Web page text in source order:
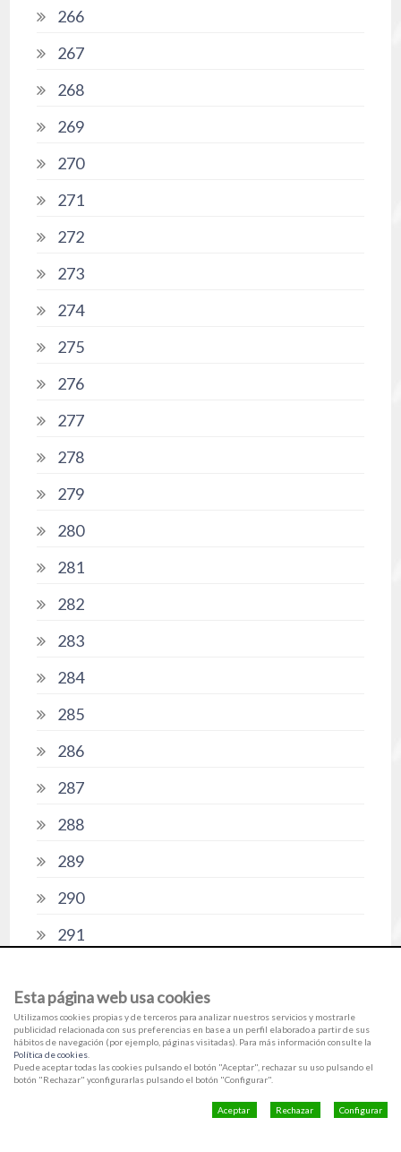
266
267
268
269
270
271
272
273
274
275
276
277
278
279
280
281
282
283
284
285
286
287
288
289
290
291
293
294
295
Esta página web usa cookies
Utilizamos cookies propias y de terceros para analizar nuestros servicios y mostrarle
publicidad relacionada con sus preferencias en base a un perfil elaborado a partir de sus
hábitos de navegación (por ejemplo, páginas visitadas). Para más información consulte la
Política de cookies
Puede aceptar todas las cookies pulsando el botón "Aceptar", rechazar su uso pulsando el
botón "Rechazar" yconfigurarlas pulsando el botón "Configurar".
Aceptar Rechazar Configurar